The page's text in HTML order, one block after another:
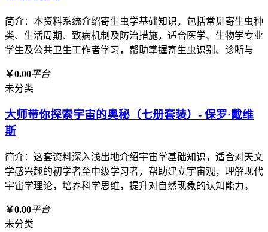
简介：本资料系统介绍寄生虫学基础知识，包括常见寄生虫种
类、生活周期、致病机制及防治措施，适合医学、生物学专业
学生及公共卫生工作者学习，帮助掌握寄生虫识别、诊断与
￥0.00平台
未分类
大师带你探索宇宙的奥秘（七册套装）- 保罗·戴维
斯
简介：这套资料深入浅出地介绍宇宙学基础知识，适合对天文
学感兴趣的初学者至中级学习者，帮助建立宇宙观，理解现代
宇宙学理论，培养科学思维，提升对自然现象的认知能力。
￥0.00平台
未分类